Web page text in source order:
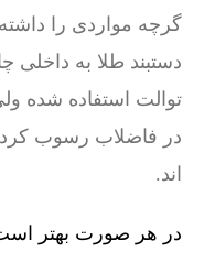
گرچه مواردی را
دستبند طلا به داخلی
توالت استفاده شده
در فاضلاب رسوب
اند.
در هر صورت بهتر است